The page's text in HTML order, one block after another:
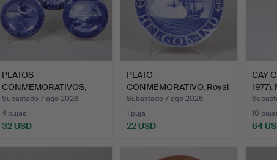
PLATOS
CONMEMORATIVOS,
Royal Copenhagen, 3…
Subastado 7 ago 2026
4 pujas
32 USD
PLATO
CONMEMORATIVO, Royal
Copenhagen, 50º…
Subastado 7 ago 2026
1 puja
22 USD
CAY
10
64